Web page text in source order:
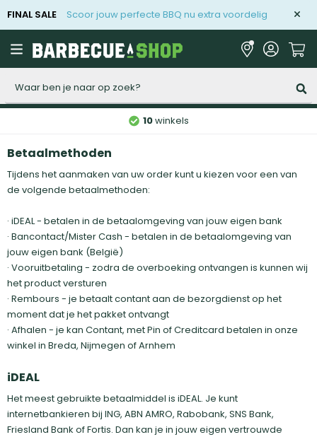
FINAL SALE Scoor jouw perfecte BBQ nu extra voordelig
10winkels
Betaalmethoden
Tijdens het aanmaken van uw order kunt u kiezen voor een van
de volgende betaalmethoden:
· iDEAL - betalen in de betaalomgeving van jouw eigen bank
· Bancontact/Mister Cash - betalen in de betaalomgeving van
jouw eigen bank (België)
· Vooruitbetaling - zodra de overboeking ontvangen is kunnen wij
het product versturen
· Rembours - je betaalt contant aan de bezorgdienst op het
moment dat je het pakket ontvangt
· Afhalen - je kan Contant, met Pin of Creditcard betalen in onze
winkel in Breda, Nijmegen of Arnhem
iDEAL
Het meest gebruikte betaalmiddel is iDEAL. Je kunt
internetbankieren bij ING, ABN AMRO, Rabobank, SNS Bank,
Friesland Bank of Fortis. Dan kan je in jouw eigen vertrouwde